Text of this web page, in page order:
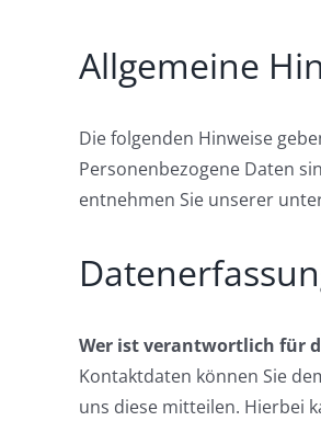
Allgemeine
Die folgenden Hinweise
Personenbezogene Daten
entnehmen Sie unserer
Wer ist verantwortlich für
Kontaktdaten können Sie
uns diese mitteilen. Hierbei